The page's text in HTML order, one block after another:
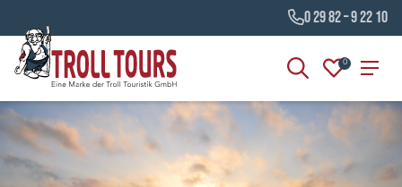
0 29 82 – 9 22 10
0